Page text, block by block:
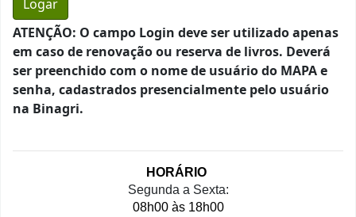
ATENÇÃO: O campo Login deve ser utilizado apenas
em caso de renovação ou reserva de livros. Deverá
ser preenchido com o nome de usuário do MAPA e
senha, cadastrados presencialmente pelo usuário
na Binagri.
HORÁRIO
Segunda a Sexta:
08h00 às 18h00